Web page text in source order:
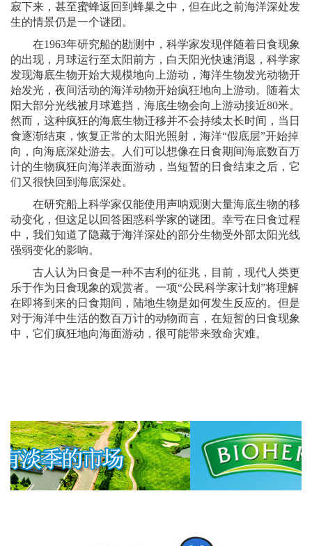
寂下来，甚至蜜蜂返回到蜂巢之中，但在此之前海洋深处发
生的情景仍是一个谜团。
在1963年研究船的勘测中，科学家发现伴随着日食现象
的出现，月球运行至太阳前方，白天阳光快速消退，科学家
发现海底生物开始大规模地向上游动，海洋生物发光动物开
始发光，夜间活动的海洋动物开始疯狂地向上游动。随着太
阳大部分光线被月球遮挡，海底生物会向上游动接近80米。
然而，这种疯狂的海底生物迁移并不会持续太长时间，当日
食逐渐结束，恢复正常的太阳光照射，海洋“假底层”开始掉
向，向海底深处游去。人们可以想像在日食期间海底数百万
计的生物疯狂向海洋表面游动，当短暂的日食结束之后，它
们又很快回到海底深处。
在研究船上科学家仅能使用声呐观测大量海底生物的移
动变化，但这足以回答困惑科学家的谜团。幸亏在日食过程
中，我们知道了隐藏于海洋深处的部分生物受外部太阳光线
强弱变化的影响。
古人认为日食是一种不吉利的征兆，目前，现代人类更
乐于作为日食现象的观赏者。一项“公民科学家计划”将理解
在即将到来的日食期间，陆地生物是如何发生反应的。但是
对于海洋中生活的数百万计的动物而言，在短暂的日食现象
中，它们疯狂地向海面游动，很可能带来致命灾难。